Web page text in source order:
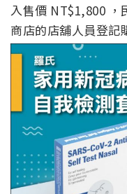
入售價 NT$1,800 ，
商店的店舖人員登記